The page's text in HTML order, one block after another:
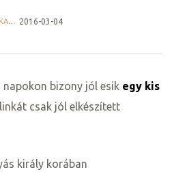
2016-03-04
bizony jól esik egy kis
csak jól elkészített
király korában